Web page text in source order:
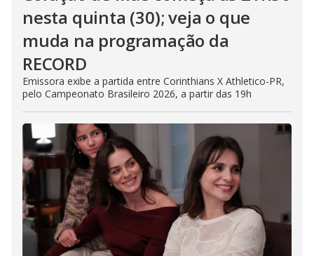
nesta quinta (30); veja o que
muda na programação da
RECORD
Emissora exibe a partida entre Corinthians X Athletico-PR,
pelo Campeonato Brasileiro 2026, a partir das 19h